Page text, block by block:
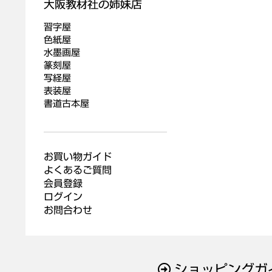
習字屋
色紙屋
水墨画屋
篆刻屋
写経屋
表装屋
書道古本屋
お買い物ガイド
よくあるご質問
会員登録
ログイン
お問合わせ